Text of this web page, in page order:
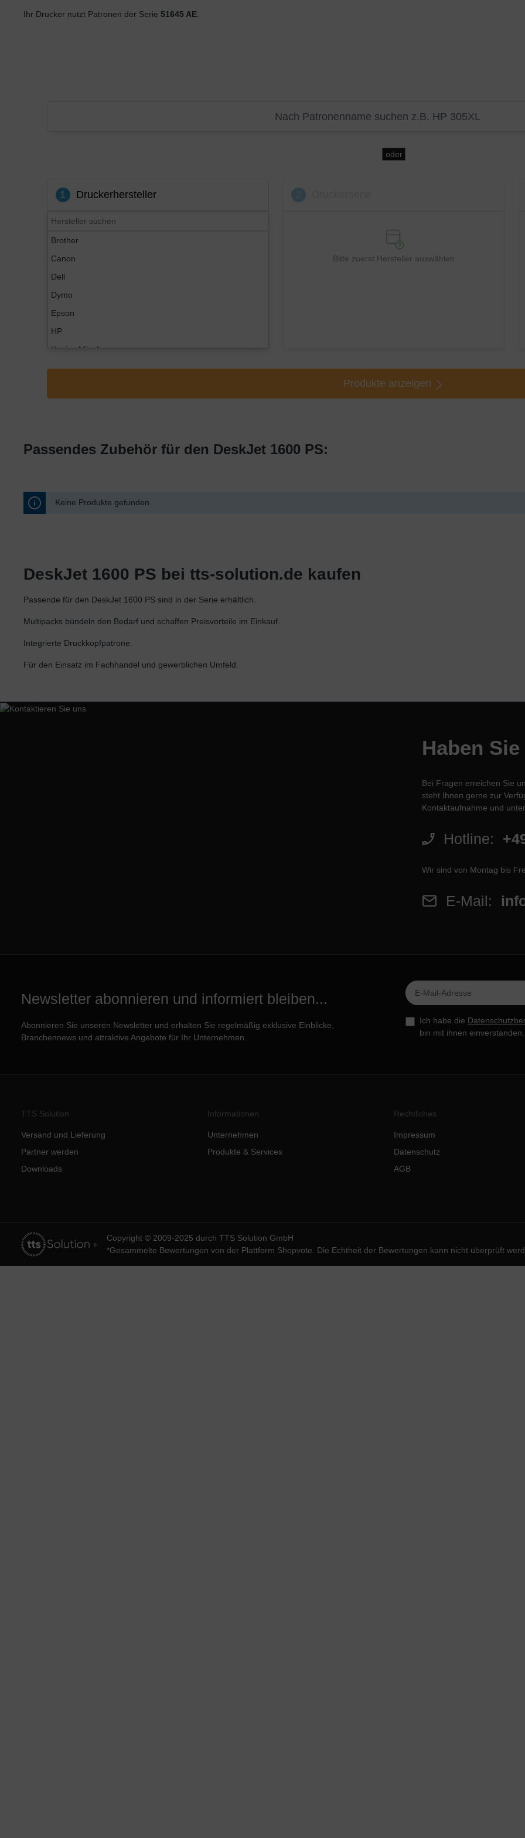
Ihr Drucker nutzt Patronen der Serie 51645 AE
oder
1 Druckerhersteller
Brother
Canon
Dell
Dymo
Epson
HP
Konica Minolta
Kyocera
Bitte zuerst Hersteller auswählen
Produkte anzeigen
Passendes Zubehör für den DeskJet 1600 PS:
Keine Produkte gefunden.
DeskJet 1600 PS bei tts-solution.de kaufen
Passende für den DeskJet 1600 PS sind in der Serie erhältlich.
Multipacks bündeln den Bedarf und schaffen Preisvorteile im Einkauf.
Integrierte Druckkopfpatrone.
Für den Einsatz im Fachhandel und gewerblichen Umfeld.
Haben
Bei Fragen erreichen Sie
steht Ihnen gerne zur
Kontaktaufnahme und
Hotline:
Wir sind von Montag bis
E-Mail:
Newsletter abonnieren und informiert bleiben...
Abonnieren Sie unseren Newsletter und erhalten Sie regelmäßig exklusive Einblicke,
Branchennews und attraktive Angebote für Ihr Unternehmen.
Ich habe die
bin mit ihnen einverstanden.
TTS Solution
Versand und Lieferung
Partner werden
Downloads
Informationen
Unternehmen
Produkte & Services
Rechtliches
Impressum
Datenschutz
AGB
Copyright © 2009-2025 durch TTS Solution GmbH
*Gesammelte Bewertungen von der Plattform Shopvote . Die Echtheit der Bewertungen kann nicht überprüft